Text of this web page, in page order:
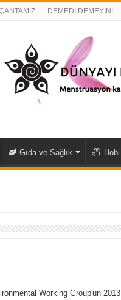
DEMEDİ DEMEYİN!
Gıda ve Sağlık Hobi
Working Group'un 2013